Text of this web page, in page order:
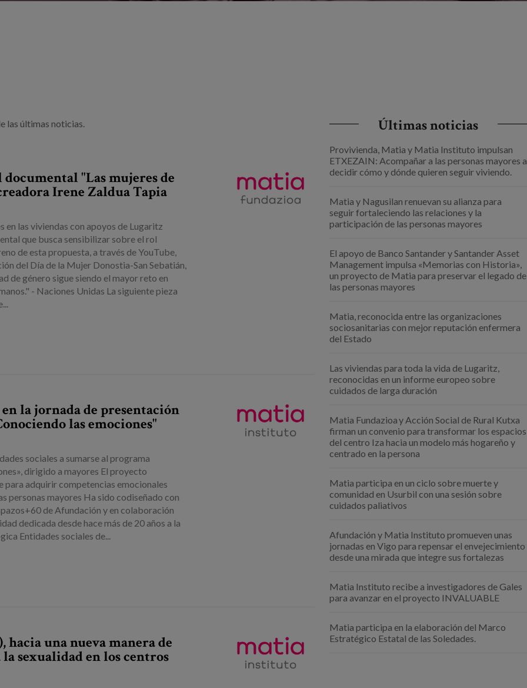
las últimas noticias.
"Las mujeres de
Irene Zaldua Tapia
en las viviendas con apoyos de Lugaritz
que busca sensibilizar sobre el rol
de esta propuesta, a través de YouTube,
del Día de la Mujer Donostia-San Sebatián,
de género sigue siendo el mayor reto en
- Naciones Unidas La siguiente pieza
la jornada de presentación
las emociones"
sociales a sumarse al programa
dirigido a mayores El proyecto
para adquirir competencias emocionales
personas mayores Ha sido codiseñado con
de Afundación y en colaboración
dedicada desde hace más de 20 años a la
Entidades sociales de...
hacia una nueva manera de
sexualidad en los centros
Últimas noticias
Provivienda, Matia y Matia Instituto impulsan
ETXEZAIN: Acompañar a las personas mayores a
decidir cómo y dónde quieren seguir viviendo.
Matia y Nagusilan renuevan su alianza para
seguir fortaleciendo las relaciones y la
participación de las personas mayores
El apoyo de Banco Santander y Santander Asset
Management impulsa «Memorias con Historia»,
un proyecto de Matia para preservar el legado de
las personas mayores
Matia, reconocida entre las organizaciones
sociosanitarias con mejor reputación enfermera
del Estado
Las viviendas para toda la vida de Lugaritz,
reconocidas en un informe europeo sobre
cuidados de larga duración
Matia Fundazioa y Acción Social de Rural Kutxa
firman un convenio para transformar los espacios
del centro Iza hacia un modelo más hogareño y
centrado en la persona
Matia participa en un ciclo sobre muerte y
comunidad en Usurbil con una sesión sobre
cuidados paliativos
Afundación y Matia Instituto promueven unas
jornadas en Vigo para repensar el envejecimiento
desde una mirada que integre sus fortalezas
Matia Instituto recibe a investigadores de Gales
para avanzar en el proyecto INVALUABLE
Matia participa en la elaboración del Marco
Estratégico Estatal de las Soledades.